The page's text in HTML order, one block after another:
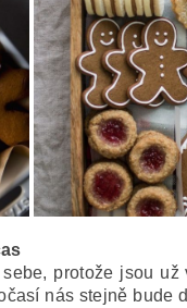
protože jsou
nás stejně bude